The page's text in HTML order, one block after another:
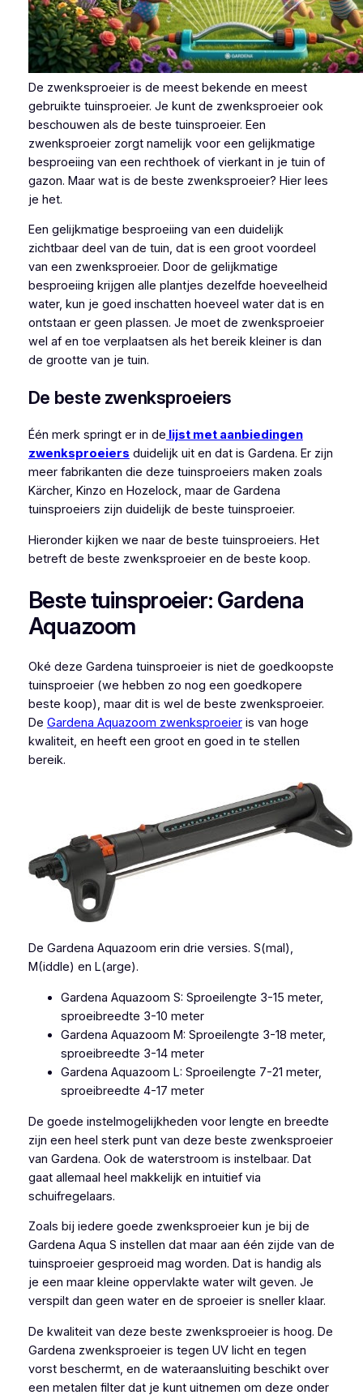
De zwenksproeier is de meest bekende en meest
gebruikte tuinsproeier. Je kunt de zwenksproeier ook
beschouwen als de beste tuinsproeier. Een
zwenksproeier zorgt namelijk voor een gelijkmatige
besproeiing van een rechthoek of vierkant in je tuin of
gazon. Maar wat is de beste zwenksproeier? Hier lees
je het.
Een gelijkmatige besproeiing van een duidelijk
zichtbaar deel van de tuin, dat is een groot voordeel
van een zwenksproeier. Door de gelijkmatige
besproeiing krijgen alle plantjes dezelfde hoeveelheid
water, kun je goed inschatten hoeveel water dat is en
ontstaan er geen plassen. Je moet de zwenksproeier
wel af en toe verplaatsen als het bereik kleiner is dan
de grootte van je tuin.
De beste zwenksproeiers
Één merk springt er in de lijst met aanbiedingen
zwenksproeiers duidelijk uit en dat is Gardena. Er zijn
meer fabrikanten die deze tuinsproeiers maken zoals
Kärcher, Kinzo en Hozelock, maar de Gardena
tuinsproeiers zijn duidelijk de beste tuinsproeier.
Hieronder kijken we naar de beste tuinsproeiers. Het
betreft de beste zwenksproeier en de beste koop.
Beste tuinsproeier: Gardena
Aquazoom
Oké deze Gardena tuinsproeier is niet de goedkoopste
tuinsproeier (we hebben zo nog een goedkopere
beste koop), maar dit is wel de beste zwenksproeier.
De Gardena Aquazoom zwenksproeieris van hoge
kwaliteit, en heeft een groot en goed in te stellen
bereik.
De Gardena Aquazoom erin drie versies. S(mal),
M(iddle) en L(arge).
Gardena Aquazoom S: Sproeilengte 3-15 meter,
sproeibreedte 3-10 meter
Gardena Aquazoom M: Sproeilengte 3-18 meter,
sproeibreedte 3-14 meter
Gardena Aquazoom L: Sproeilengte 7-21 meter,
sproeibreedte 4-17 meter
De goede instelmogelijkheden voor lengte en breedte
zijn een heel sterk punt van deze beste zwenksproeier
van Gardena. Ook de waterstroom is instelbaar. Dat
gaat allemaal heel makkelijk en intuitief via
schuifregelaars.
Zoals bij iedere goede zwenksproeier kun je bij de
Gardena Aqua S instellen dat maar aan één zijde van de
tuinsproeier gesproeid mag worden. Dat is handig als
je een maar kleine oppervlakte water wilt geven. Je
verspilt dan geen water en de sproeier is sneller klaar.
De kwaliteit van deze beste zwenksproeier is hoog. De
Gardena zwenksproeier is tegen UV licht en tegen
vorst beschermt, en de wateraansluiting beschikt over
een metalen filter dat je kunt uitnemen om deze onder